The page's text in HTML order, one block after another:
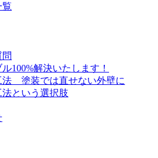
覧
100%解決いたします！
法 塗装では直せない外壁に
という選択肢